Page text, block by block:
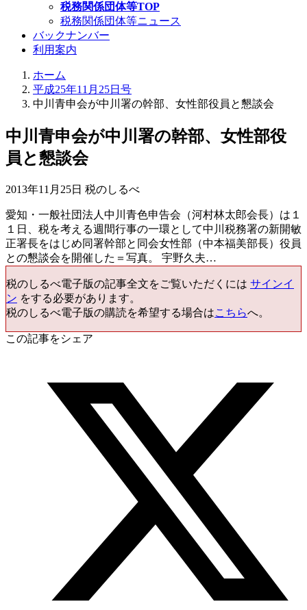
税務関係団体等TOP
税務関係団体等ニュース
バックナンバー
利用案内
ホーム
平成25年11月25日号
中川青申会が中川署の幹部、女性部役員と懇談会
中川青申会が中川署の幹部、女性部役
員と懇談会
2013年11月25日 税のしるべ
愛知・一般社団法人中川青色申告会（河村林太郎会長）は１
１日、税を考える週間行事の一環として中川税務署の新開敏
正署長をはじめ同署幹部と同会女性部（中本福美部長）役員
との懇談会を開催した＝写真。 宇野久夫…
税のしるべ電子版の記事全文をご覧いただくには サインイ
ン をする必要があります。
税のしるべ電子版の購読を希望する場合はこちらへ。
この記事をシェア